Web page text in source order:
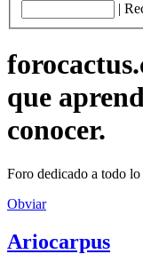
|
que
conocer.
Foro dedicado a todo
Obviar
Ariocarpus